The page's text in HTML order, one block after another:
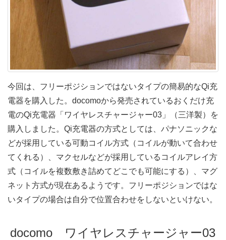
今回は、フリーポジションではないタイプの簡易的なQi充
電器を購入した。docomoから発売されているおくだけ充
電のQi充電器「ワイヤレスチャージャー03」（三洋製）を
購入しました。Qi充電器の方式としては、パナソニックな
どが採用している可動コイル方式（コイルが動いて合わせ
てくれる）、マクセルなどが採用しているコイルアレイ方
式（コイルを複数敷き詰めてどこでも可能にする）、マグ
ネット方式が現在あるようです。フリーポジションではな
いタイプの場合は自分で位置合わせをしないといけない。
docomo ワイヤレスチャージャー03